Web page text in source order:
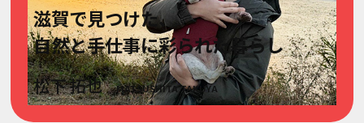
滋賀で見つけた、
自然と手仕事に彩られた暮らし
松下 拓也 MATSUSHITA TAKUYA